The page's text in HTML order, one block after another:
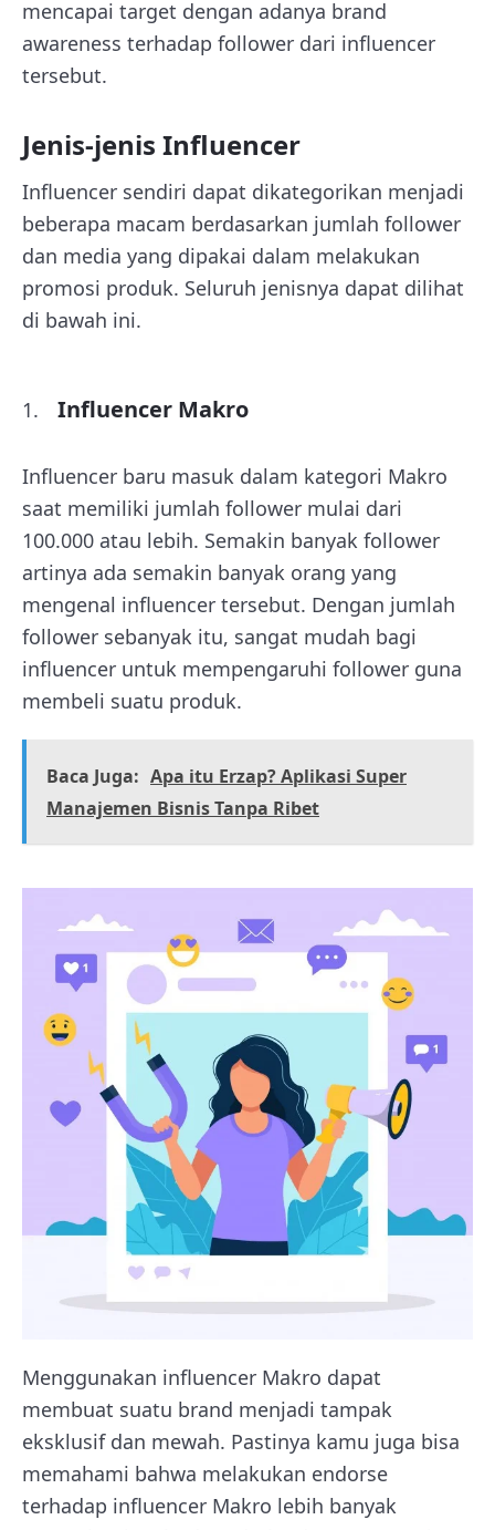
mencapai target dengan adanya brand
awareness terhadap follower dari influencer
tersebut.
Jenis-jenis Influencer
Influencer sendiri dapat dikategorikan menjadi
beberapa macam berdasarkan jumlah follower
dan media yang dipakai dalam melakukan
promosi produk. Seluruh jenisnya dapat dilihat
di bawah ini.
Influencer Makro
Influencer baru masuk dalam kategori Makro
saat memiliki jumlah follower mulai dari
100.000 atau lebih. Semakin banyak follower
artinya ada semakin banyak orang yang
mengenal influencer tersebut. Dengan jumlah
follower sebanyak itu, sangat mudah bagi
influencer untuk mempengaruhi follower guna
membeli suatu produk.
Baca Juga: Apa itu Erzap? Aplikasi Super
Manajemen Bisnis Tanpa Ribet
Menggunakan influencer Makro dapat
membuat suatu brand menjadi tampak
eksklusif dan mewah. Pastinya kamu juga bisa
memahami bahwa melakukan endorse
terhadap influencer Makro lebih banyak